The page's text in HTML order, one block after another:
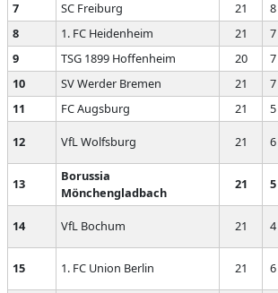
7
SC Freiburg 21 8
8
1. FC Heidenheim 21 7
9
TSG 1899 Hoffenheim 20 7
10
SV Werder Bremen 21 7
11
FC Augsburg 21 5
12 VfL Wolfsburg 21 6
13
Borussia
Mönchengladbach
21 5
14 VfL Bochum 21 4
15 1. FC Union Berlin 21 6